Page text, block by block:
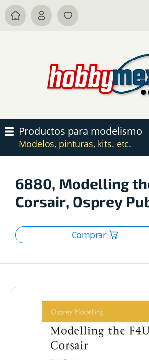
6880, Modelling
Corsair, Osprey
Productos para modelismo
Modelos, pinturas, kits. etc.